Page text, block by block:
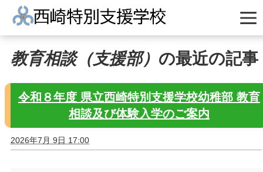
教育相談（支援部） の最近の記事
令和８年度 県立西崎特別支援学校幼稚部 教育
相談及び体験入学のご案内
2026年7月 9日 17:00